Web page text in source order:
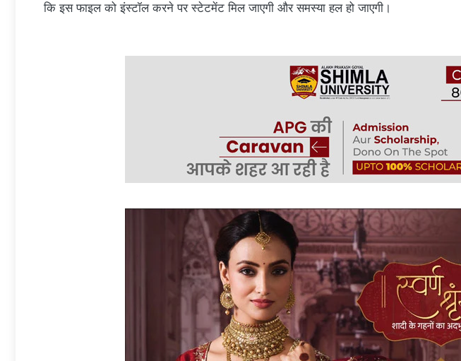
कि इस फाइल को इंस्टॉल करने पर स्टेटमेंट मिल जाएगी और समस्या हल हो जाएगी।